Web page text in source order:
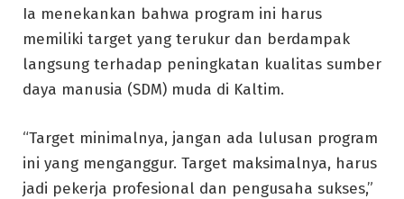
Ia menekankan bahwa program ini harus
memiliki target yang terukur dan berdampak
langsung terhadap peningkatan kualitas sumber
daya manusia (SDM) muda di Kaltim.
“Target minimalnya, jangan ada lulusan program
ini yang menganggur. Target maksimalnya, harus
jadi pekerja profesional dan pengusaha sukses,”